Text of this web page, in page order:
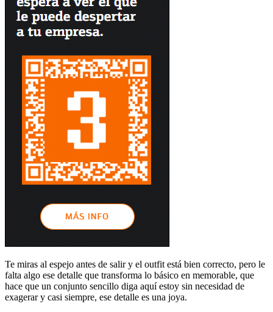
Te miras al espejo antes de salir y el outfit está bien correcto, pero le
falta algo ese detalle que transforma lo básico en memorable, que
hace que un conjunto sencillo diga aquí estoy sin necesidad de
exagerar y casi siempre, ese detalle es una joya.